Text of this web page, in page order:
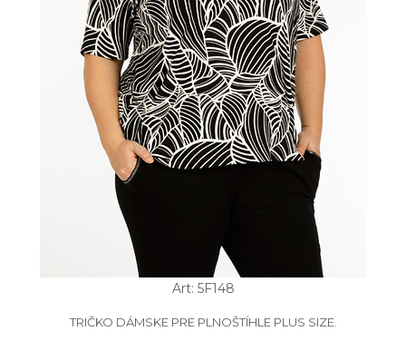
Art: 5F148
TRIČKO DÁMSKE PRE PLNOŠTÍHLE PLUS SIZE.